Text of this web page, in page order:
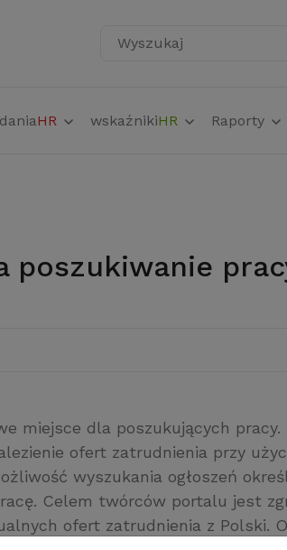
Wyszukaj
HR wskaźnikiHR Raporty
poszukiwanie
miejsce dla poszukujących pracy.
ofert zatrudnienia przy
wyszukania ogłoszeń
Celem twórców portalu jest
ofert zatrudnienia z Polski.